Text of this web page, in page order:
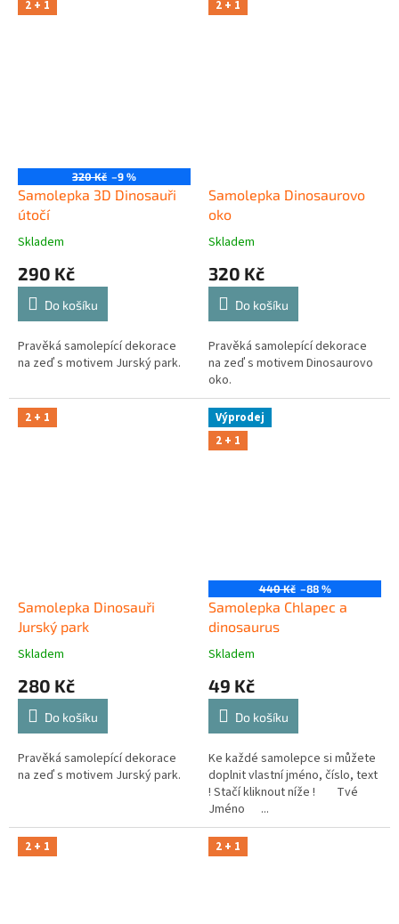
2 + 1
320 Kč –9 %
Samolepka 3D Dinosauři
útočí
Skladem
290 Kč
Do košíku
Pravěká samolepící dekorace
na zeď s motivem Jurský park.
2 + 1
Samolepka Dinosaurovo
oko
Skladem
320 Kč
Do košíku
Pravěká samolepící dekorace
na zeď s motivem Dinosaurovo
oko.
2 + 1
Samolepka Dinosauři
Jurský park
Skladem
280 Kč
Do košíku
Pravěká samolepící dekorace
na zeď s motivem Jurský park.
Výprodej
2 + 1
440 Kč –88 %
Samolepka Chlapec a
dinosaurus
Skladem
49 Kč
Do košíku
Ke každé samolepce si můžete
doplnit vlastní jméno, číslo, text
! Stačí kliknout níže ! Tvé
Jméno ...
2 + 1 2 + 1